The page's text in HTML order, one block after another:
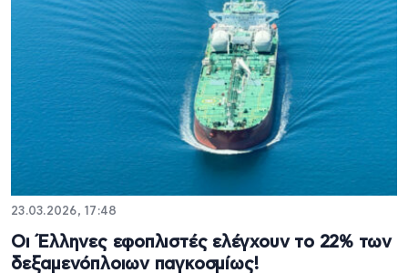
23.03.2026, 17:48
Οι Έλληνες εφοπλιστές ελέγχουν το 22% των
δεξαμενόπλοιων παγκοσμίως!